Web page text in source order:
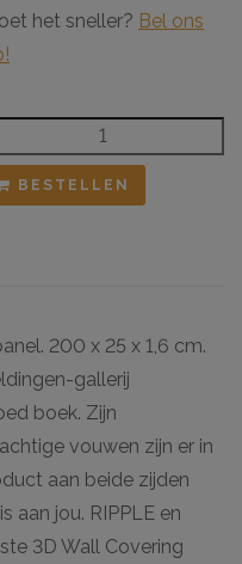
het sneller? Bel ons
BESTELLEN
200 x 25 x 1,6 cm.
gallerij
boek. Zijn
vouwen zijn er in
aan beide zijden
aan jou. RIPPLE en
3D Wall Covering